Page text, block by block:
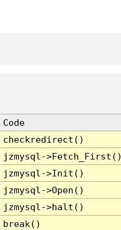
Code
checkredirect()
jzmysql-
jzmysql->Init()
jzmysql->Open()
jzmysql->halt()
break()